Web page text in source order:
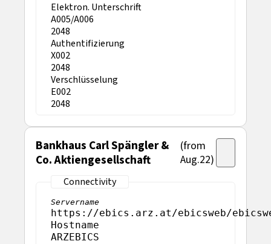
Elektron. Unterschrift
A005/A006
2048
Authentifizierung
X002
2048
Verschlüsselung
E002
2048
Bankhaus Carl Spängler &
Co. Aktiengesellschaft
(from
Aug.22)
Servername
https://ebics.arz.at/ebicsweb/
Hostname
ARZEBICS